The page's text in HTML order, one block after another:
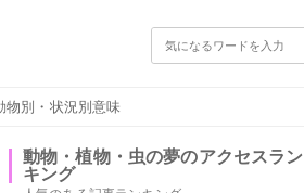
物別・状況別意味
動物・植物・虫の夢のアクセスラン
キング